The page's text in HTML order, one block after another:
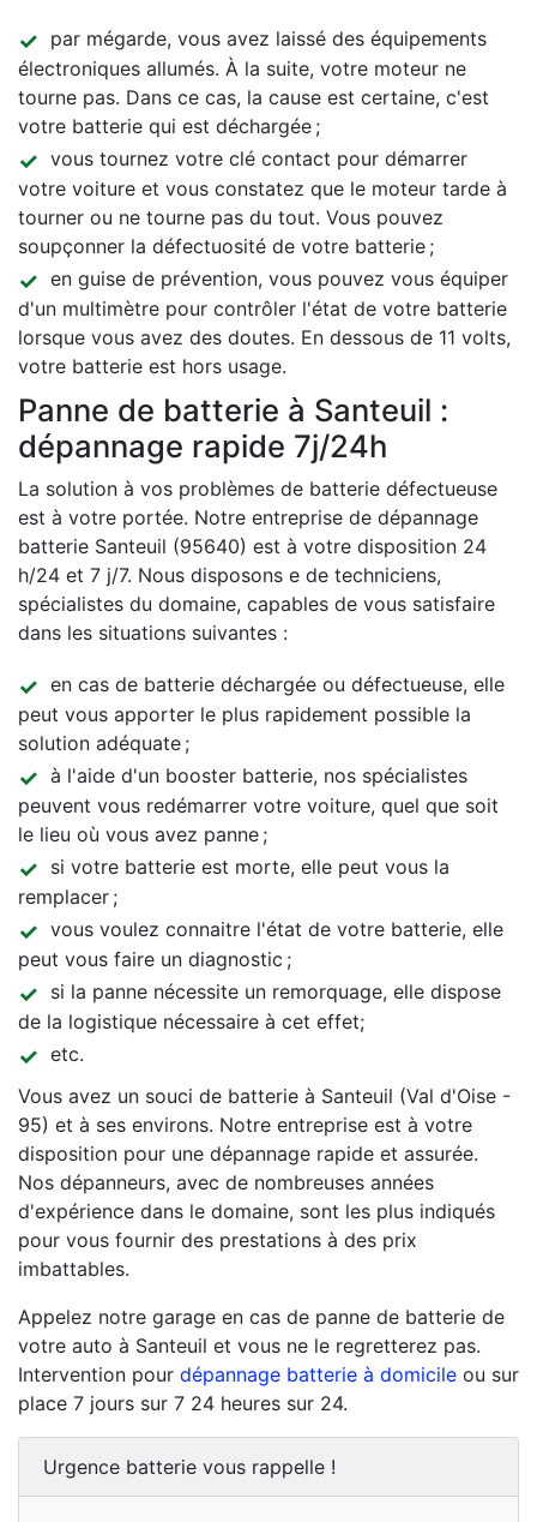
par mégarde, vous avez laissé des équipements
électroniques allumés. À la suite, votre moteur ne
tourne pas. Dans ce cas, la cause est certaine, c'est
votre batterie qui est déchargée ;
vous tournez votre clé contact pour démarrer
votre voiture et vous constatez que le moteur tarde à
tourner ou ne tourne pas du tout. Vous pouvez
soupçonner la défectuosité de votre batterie ;
en guise de prévention, vous pouvez vous équiper
d'un multimètre pour contrôler l'état de votre batterie
lorsque vous avez des doutes. En dessous de 11 volts,
votre batterie est hors usage.
Panne de batterie à Santeuil :
dépannage rapide 7j/24h
La solution à vos problèmes de batterie défectueuse
est à votre portée. Notre entreprise de dépannage
batterie Santeuil (95640) est à votre disposition 24
h/24 et 7 j/7. Nous disposons e de techniciens,
spécialistes du domaine, capables de vous satisfaire
dans les situations suivantes :
en cas de batterie déchargée ou défectueuse, elle
peut vous apporter le plus rapidement possible la
solution adéquate ;
à l'aide d'un booster batterie, nos spécialistes
peuvent vous redémarrer votre voiture, quel que soit
le lieu où vous avez panne ;
si votre batterie est morte, elle peut vous la
remplacer ;
vous voulez connaitre l'état de votre batterie, elle
peut vous faire un diagnostic ;
si la panne nécessite un remorquage, elle dispose
de la logistique nécessaire à cet effet;
etc.
Vous avez un souci de batterie à Santeuil (Val d'Oise -
95) et à ses environs. Notre entreprise est à votre
disposition pour une dépannage rapide et assurée.
Nos dépanneurs, avec de nombreuses années
d'expérience dans le domaine, sont les plus indiqués
pour vous fournir des prestations à des prix
imbattables.
Appelez notre garage en cas de panne de batterie de
votre auto à Santeuil et vous ne le regretterez pas.
Intervention pour dépannage batterie à domicile ou sur
place 7 jours sur 7 24 heures sur 24.
Urgence batterie vous rappelle !